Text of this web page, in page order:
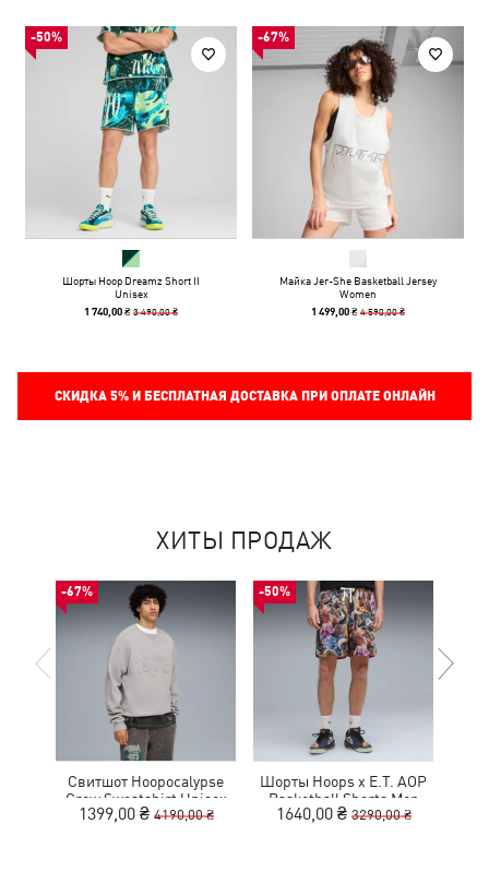
-50%
Шорты Hoop Dreamz Short II
Unisex
1 740,00 ₴3 490,00 ₴
-67%
Майка Jer-She Basketball Jersey
Women
1 499,00 ₴4 590,00 ₴
СКИДКА 5%И БЕСПЛАТНАЯ ДОСТАВКА ПРИ ОПЛАТЕ ОНЛАЙН
ХИТЫ ПРОДАЖ
-67%
Свитшот Hoopocalypse
Crew Sweatshirt Unisex
1399,00 ₴ 4190,00 ₴
-50%
Шорты Hoops x E.T. AOP
Basketball Shorts Men
1640,00 ₴ 3290,00 ₴